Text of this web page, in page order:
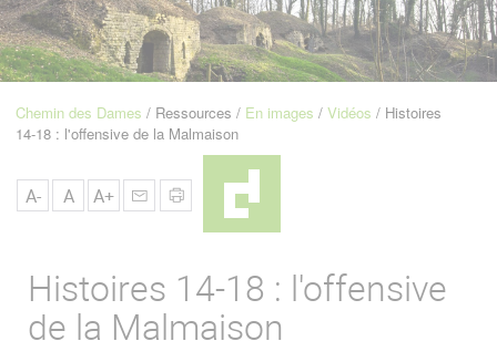
Navigation
Fil
Chemin des Dames Ressources En images Vidéos Histoires
14-18 : l'offensive de la Malmaison
A- A A+
Histoires 14-18 : l'offensive
de la Malmaison